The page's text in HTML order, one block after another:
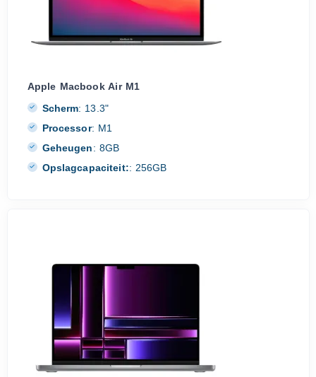
Apple Macbook Air M1
Scherm: 13.3"
Processor: M1
Geheugen: 8GB
Opslagcapaciteit:: 256GB